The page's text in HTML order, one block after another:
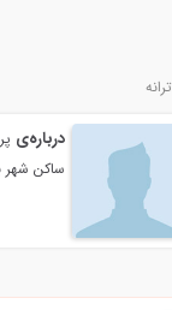
ترانه
درباره‌ی
ساکن شهر